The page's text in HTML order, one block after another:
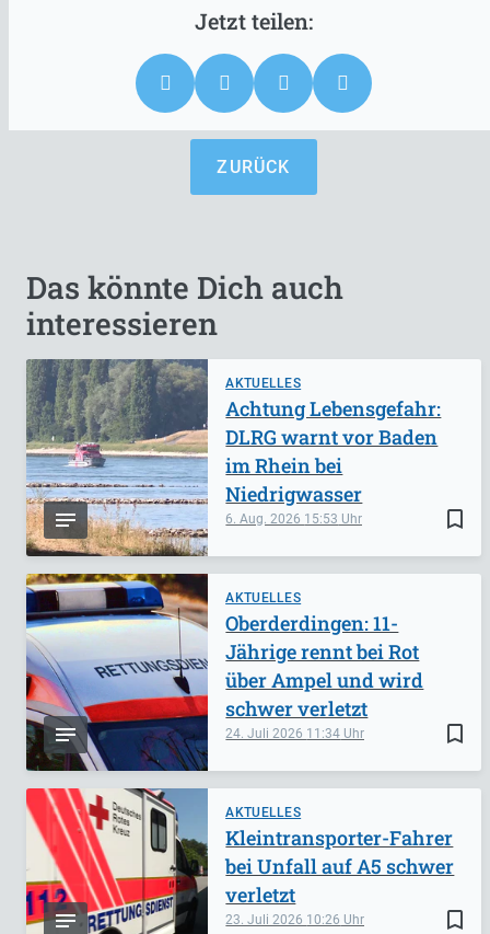
ZURÜCK
Das könnte Dich auch
interessieren
AKTUELLES
bookmark_border
6. Aug. 2026 15:53
Achtung Lebensgefahr:
DLRG warnt vor Baden
im Rhein bei
Niedrigwasser
AKTUELLES
bookmark_border
24. Juli 2026 11:34
Oberderdingen: 11-
Jährige rennt bei Rot
über Ampel und wird
schwer verletzt
AKTUELLES
bookmark_border
23. Juli 2026 10:26
Kleintransporter-Fahrer
bei Unfall auf A5 schwer
verletzt